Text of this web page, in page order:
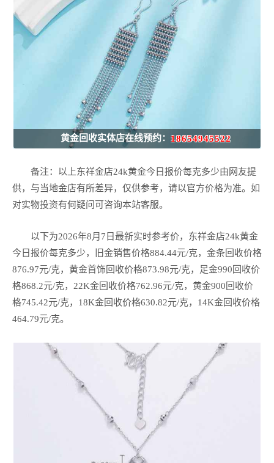
黄金回收实体店在线预约：18654945522
备注：以上东祥金店24k黄金今日报价每克多少由网友提
供，与当地金店有所差异，仅供参考，请以官方价格为准。如
对实物投资有何疑问可咨询本站客服。
以下为2026年8月7日最新实时参考价，东祥金店24k黄金
今日报价每克多少，旧金销售价格884.44元/克，金条回收价格
876.97元/克，黄金首饰回收价格873.98元/克，足金990回收价
格868.2元/克，22K金回收价格762.96元/克，黄金900回收价
格745.42元/克，18K金回收价格630.82元/克，14K金回收价格
464.79元/克。